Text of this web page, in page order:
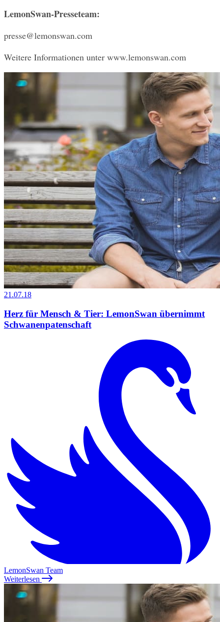
LemonSwan-Presseteam:
presse@lemonswan.com
Weitere Informationen unter www.lemonswan.com
21.07.18
Herz für Mensch & Tier: LemonSwan übernimmt
Schwanenpatenschaft
LemonSwan Team
Weiterlesen